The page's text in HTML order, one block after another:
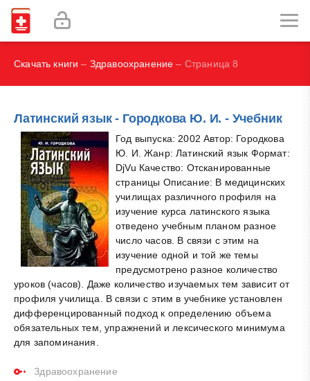
Наглядная иммунология - Бурместер Г.-Р., Пецутто А.
Labex Digital
Скачать книги – Здравоохранение – Страница 8
Латинский язык - Городкова Ю. И. - Учебник
Год выпуска: 2002 Автор: Городкова
Ю. И. Жанр: Латинский язык Формат:
DjVu Качество: Отсканированные
страницы Описание: В медицинских
училищах различного профиля на
изучение курса латинского языка
отведено учебным планом разное
число часов. В связи с этим на
изучение одной и той же темы
предусмотрено разное количество
уроков (часов). Даже количество изучаемых тем зависит от
профиля училища. В связи с этим в учебнике установлен
дифференцированный подход к определению объема
обязательных тем, упражнений и лексического минимума
для запоминания.
Здравоохранение